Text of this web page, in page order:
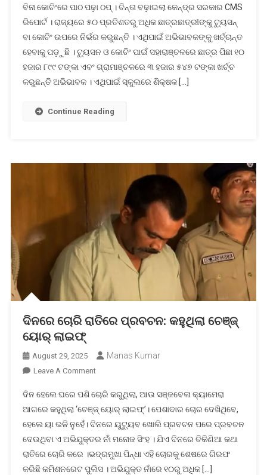
କୋଚିଂରେ
ପାଠ
ପଢ଼ା
ଠପ୍
:
ଚିନ୍ତା
କେନ୍ଦ୍ର
ବିନା କୋଚିଂରେ ପାଠ ପଢ଼ା ଠପ୍ । ଚିନ୍ତା ବଢ଼ାଇଲା କେନ୍ଦ୍ର ସରକାର CMS
ରିପୋର୍ଟ । ରାଜ୍ୟରେ ୫୦ ପ୍ରତିଶତରୁ ଅଧିକ ଛାତ୍ରଛାତ୍ରୀଙ୍କୁ ଟ୍ୟୁସନ୍
ବା କୋଚିଂ ଉପରେ ନିର୍ଭର କରୁଛନ୍ତି । ଏଥିପାଇଁ ଅଭିଭାବକଙ୍କୁ ଖର୍ଚ୍ଚାନ୍ତ
ହେବାକୁ ପଡ଼ୁଛି । ଟ୍ୟୁସନ ଓ କୋଚିଂ ପାଇଁ ସହାରାଞ୍ଚଳରେ ଛାତ୍ର ପିଛା ୧୦
ହଜାର ୮୯୯ ଟଙ୍କା ଏବଂ ଗ୍ରାମାଞ୍ଚଳରେ ୩ ହଜାର ୫୪୭ ଟଙ୍କା ଖର୍ଚ୍ଚ
କରୁଛନ୍ତି ଅଭିଭାବକ । ଏଥିପାଇଁ ସ୍କୁଲରେ ଶିକ୍ଷକ […]
Continue Reading
ଦିନରେ ଚୋରି ରାତିରେ ପ୍ରବଚନ: କହୁଥିଲା ଚେଞ୍ଜ୍
ୟୋର୍ ଲାଇଫ୍
August 29, 2025 Manas Kumar
Leave A CommentOn
ଚୋରି
ରାତିରେ
ପ୍ରବଚନ:
କହୁଥିଲା
ଚେଞ୍ଜ୍
ୟୋର୍
ଦିନ ହେଲେ ଘରେ ପଶି ଚୋରି କରୁଥିଲା, ଆଉ ସଞ୍ଜବେଳା କ୍ୟାମେରା
ଆଗରେ କହୁଥିଲା ‘ଚେଞ୍ଜ୍ ୟୋର୍ ଲାଇଫ୍’। ପେଶାଦାର ଚୋର ଦେଖିଥିବେ,
ହେଲେ ୟା ଭଳି ନୁହେଁ। ଦିନରେ ୟୁଟ୍ୟୁବ ଖୋଲି ପ୍ରବଚନ ପରେ ପ୍ରବଚନ
ଦେଉଥିବା ଏ ଅଭିଯୁକ୍ତର ନାଁ ମନୋଜ ସିଂହ । ଯିଏ ଦିନରେ ଚିକିଣିଆ କଥା
ରାତିରେ ଚୋରି କରେ ।ଭଦ୍ରମୁଖା ପିନ୍ଧା ଏହି ଚୋରକୁ ଶେଷରେ ଗିରଫ
କରିଛି କମିଶନରେଟ ପୁଲିସ । ଅଭିଯୁକ୍ତ ନାଁରେ ୧୦ରୁ ଅଧିକ […]